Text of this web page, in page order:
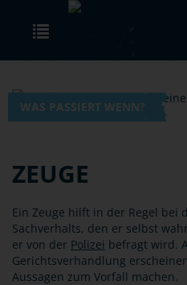
Skip to main content
WAS PASSIERT WENN?
ZEUGE
Ein Zeuge hilft in der Regel bei
Sachverhalts, den er selbst
er von der Polizei befragt wird.
Gerichtsverhandlung
Aussagen zum Vorfall machen.